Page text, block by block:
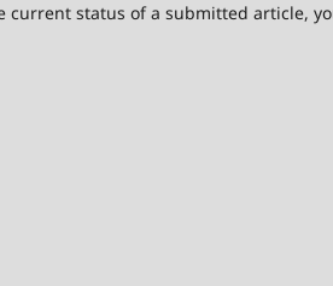
current status of a submitted article,